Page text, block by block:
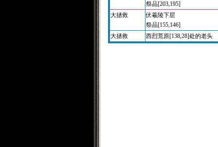
祭品[203,195]
大拯救
伏羲陵下层
祭品[155,146]
大拯救
西烈荒原[138,28]处的老头